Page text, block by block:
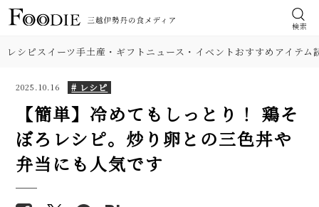
検索
レシピスイーツ手土産・ギフト ニュース・イベントおすすめアイテム
2025.10.16 # レシピ
【簡単】冷めてもしっとり！ 鶏そ
ぼろレシピ。炒り卵との三色丼や
弁当にも人気です【簡単】ピーマンの肉詰め人気
レシピ。洋風・和風2品。剥がれ
食材
肉
【基本の塩分18%】手作り梅干
しのレシピ（作り方）。初めて